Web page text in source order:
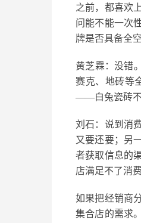
之前，都喜欢
问能不能一次
牌是否具备全
黄芝霖： 没错
赛克、地砖等
——白兔瓷砖不
刘石： 说到消
又要还要；另
者获取信息的
店满足不了消
如果把经销商
集合店的需求